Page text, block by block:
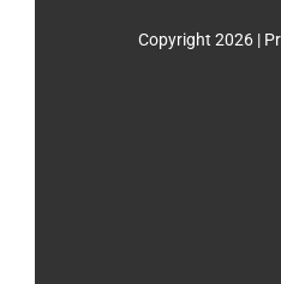
Copyright 2026 |